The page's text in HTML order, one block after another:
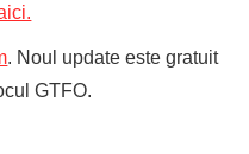
. Noul update este gratuit
GTFO.